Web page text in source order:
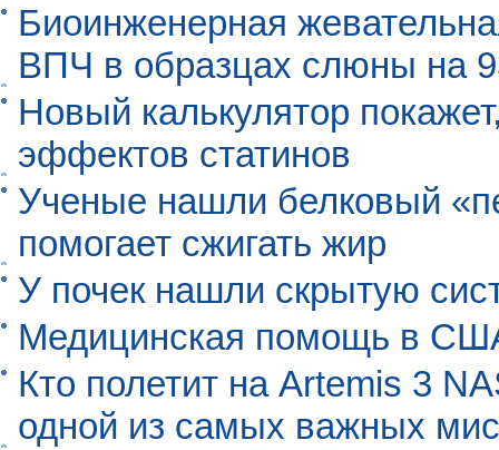
Биоинженерная
ВПЧ в образцах слюны на
Новый калькулятор
эффектов статинов
Ученые нашли белковый
помогает сжигать жир
У почек нашли скрытую
Медицинская помощь в
Кто полетит на Artemis 3
одной из самых важных